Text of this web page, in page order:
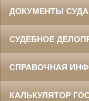
ДОКУМЕНТЫ СУДА
СУДЕБНОЕ
СПРАВОЧНАЯ
КАЛЬКУЛЯТОР